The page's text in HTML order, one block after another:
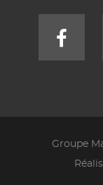
Groupe